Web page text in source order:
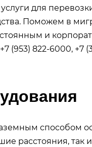
для
Поможем в
и
822-6000, +7
способом
расстояния, так